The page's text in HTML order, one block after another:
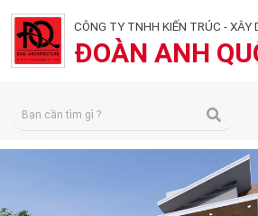
CÔNG TY TNHH KIẾN TRÚC - XÂY
ĐOÀN ANH